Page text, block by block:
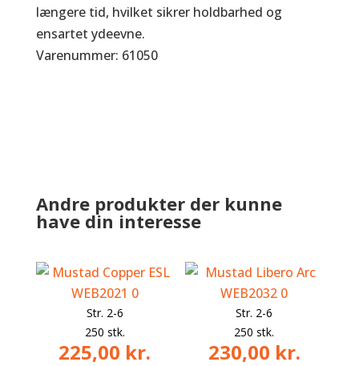
længere tid, hvilket sikrer holdbarhed og
ensartet ydeevne.
Varenummer: 61050
Andre produkter der kunne
have din interesse
Str. 2-6
250 stk.
225,00 kr.
Str. 2-6
250 stk.
230,00 kr.